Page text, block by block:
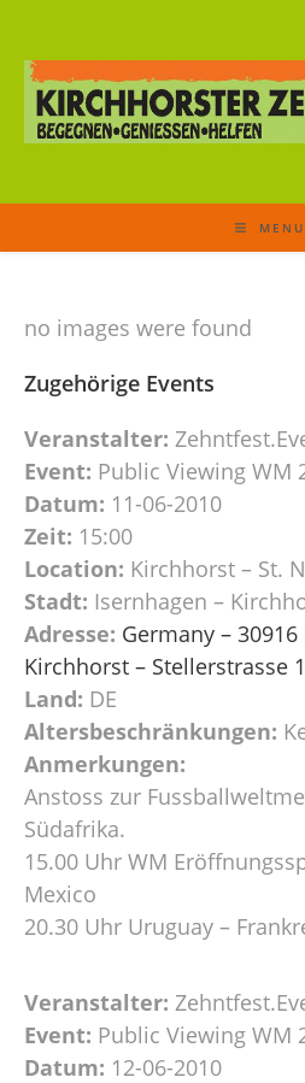
MENU
no images were found
Zugehörige Events
Veranstalter:
Event: Public Viewing WM
Datum: 11-06-2010
Zeit: 15:00
Location: Kirchhorst – St.
Stadt: Isernhagen –
Adresse: Germany –
Kirchhorst – Stellerstrasse
Land: DE
Altersbeschränkungen:
Anmerkungen:
Anstoss zur
Südafrika.
15.00 Uhr WM
Mexico
20.30 Uhr Uruguay –
Veranstalter:
Event: Public Viewing WM
Datum: 12-06-2010